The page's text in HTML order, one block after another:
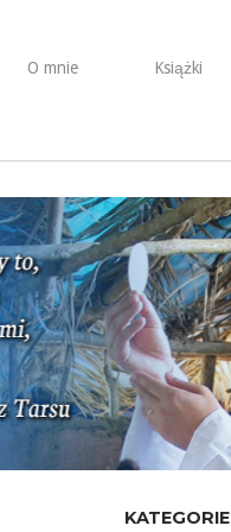
O mnie Książki
KATEGORIE